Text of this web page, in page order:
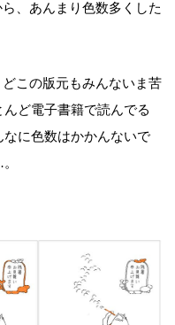
、あんまり色数多くした
この版元もみんないま苦
ど電子書籍で読んでる
に色数はかかんないで